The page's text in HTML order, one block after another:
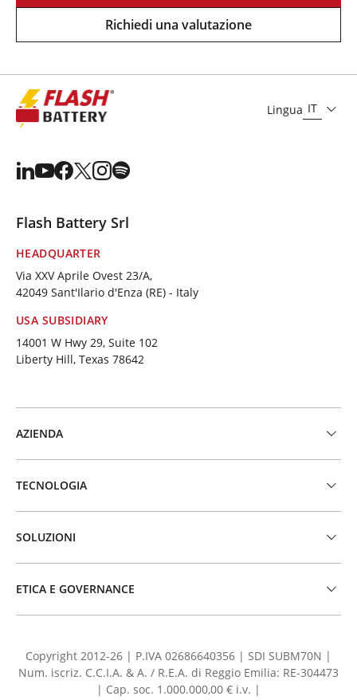
Richiedi una valutazione
Lingua IT
Flash Battery Srl
HEADQUARTER
Via XXV Aprile Ovest 23/A,
42049 Sant'Ilario d'Enza (RE) - Italy
USA SUBSIDIARY
14001 W Hwy 29, Suite 102
Liberty Hill, Texas 78642
AZIENDA
TECNOLOGIA
SOLUZIONI
ETICA E GOVERNANCE
Copyright 2012-26 | P.IVA 02686640356 | SDI SUBM70N |
Num. iscriz. C.C.I.A. & A. / R.E.A. di Reggio Emilia: RE-304473
| Cap. soc. 1.000.000,00 € i.v. |